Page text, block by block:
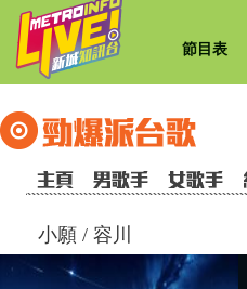
節目表
小願 / 容川